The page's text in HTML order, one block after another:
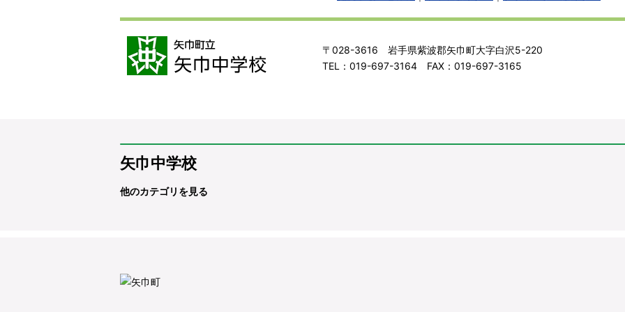
〒028-3616 岩手県紫波郡矢巾町大字白沢5-220
TEL：019-697-3164 FAX：019-697-3165
矢巾中学校
他のカテゴリを見る